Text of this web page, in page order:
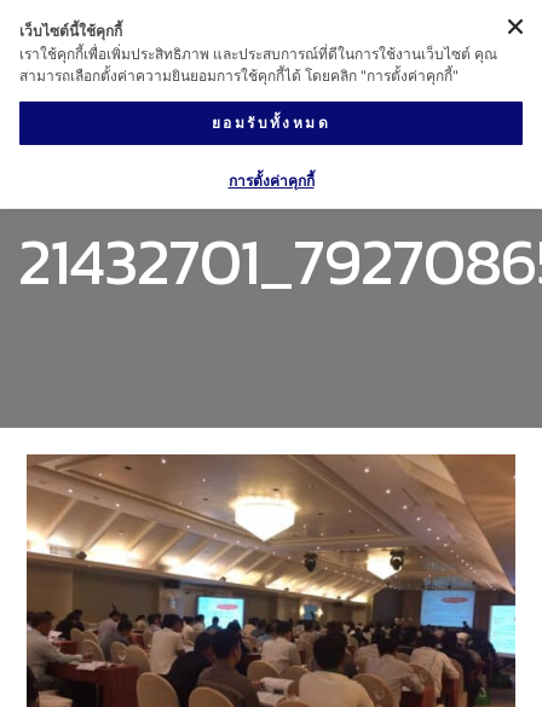
เว็บไซต์นี้ใช้คุกกี้
เราใช้คุกกี้เพื่อเพิ่มประสิทธิภาพ และประสบการณ์ที่ดีในการใช้งานเว็บไซต์ คุณ
สามารถเลือกตั้งค่าความยินยอมการใช้คุกกี้ได้ โดยคลิก "การตั้งค่าคุกกี้"
ยอมรับทั้งหมด
การตั้งค่าคุกกี้